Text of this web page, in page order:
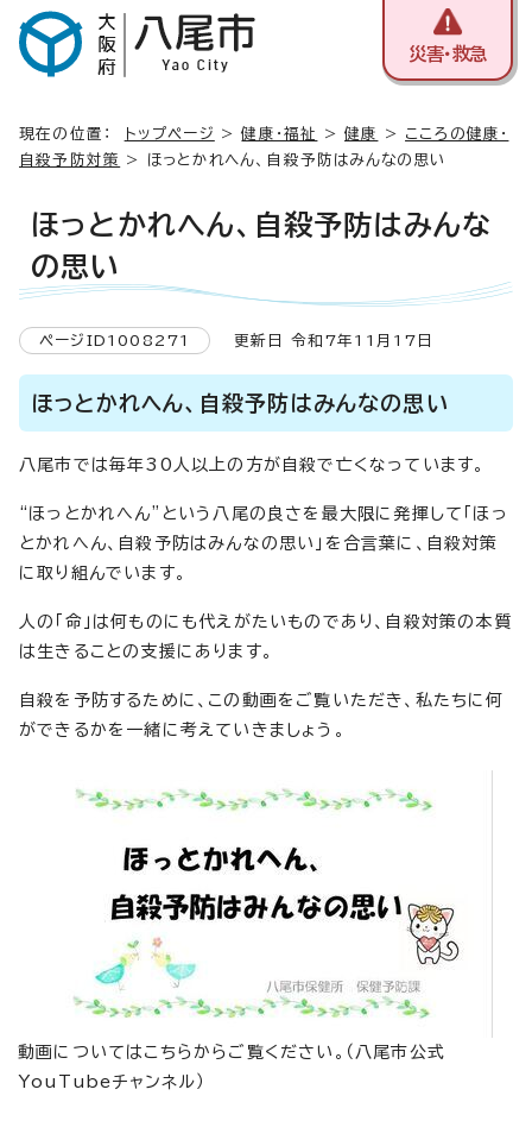
災害・救急
現在の位置： トップページ >健康・福祉 >健康 > こころの健康・
自殺予防対策
> ほっとかれへん、自殺予防はみんなの思い
ほっとかれへん、自殺予防はみんな
の思い
ページID1008271 更新日 令和7年11月17日
ほっとかれヘん、自殺予防はみんなの思い
八尾市では毎年30人以上の方が自殺で亡くなっています。
“ほっとかれへん”という八尾の良さを最大限に発揮して「ほっ
とかれへん、自殺予防はみんなの思い」を合言葉に、自殺対策
に取り組んでいます。
人の「命」は何ものにも代えがたいものであり、自殺対策の本質
は生きることの支援にあります。
自殺を予防するために、この動画をご覧いただき、私たちに何
ができるかを一緒に考えていきましょう。
動画についてはこちらからご覧ください。（八尾市公式
YouTubeチャンネル）